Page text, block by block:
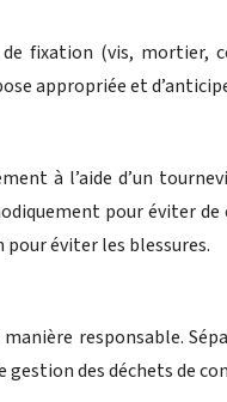
fixation (vis,
appropriée et
à l’aide d’un
pour éviter
éviter les blessures.
responsable.
des déchets de